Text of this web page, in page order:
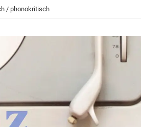
/ phonokritisch